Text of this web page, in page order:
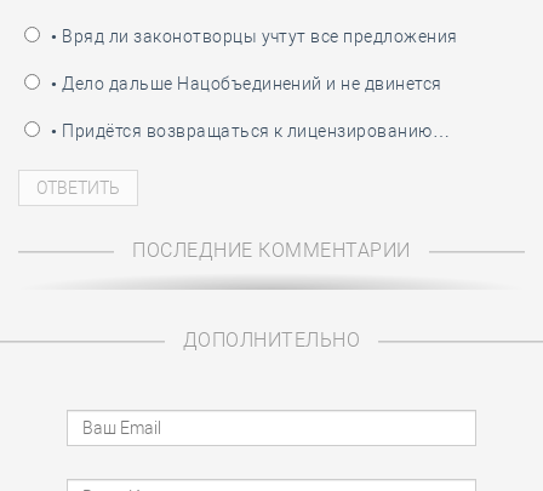
• Вряд ли законотворцы учтут все предложения
• Дело дальше Нацобъединений и не двинется
• Придётся возвращаться к лицензированию…
ПОСЛЕДНИЕ КОММЕНТАРИИ
ДОПОЛНИТЕЛЬНО